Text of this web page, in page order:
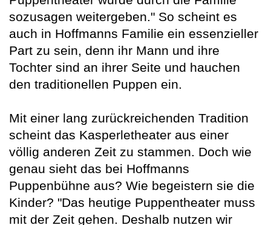
sozusagen weitergeben." So scheint es
auch in Hoffmanns Familie ein essenzieller
Part zu sein, denn ihr Mann und ihre
Tochter sind an ihrer Seite und hauchen
den traditionellen Puppen ein.
Mit einer lang zurückreichenden Tradition
scheint das Kasperletheater aus einer
völlig anderen Zeit zu stammen. Doch wie
genau sieht das bei Hoffmanns
Puppenbühne aus? Wie begeistern sie die
Kinder? "Das heutige Puppentheater muss
mit der Zeit gehen. Deshalb nutzen wir